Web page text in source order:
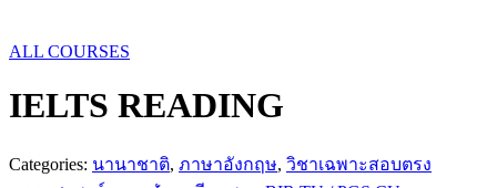
ALL COURSES
IELTS READING
Categories: นานาชาติ, ภาษาอังกฤษ, วิชาเฉพาะสอบตรง